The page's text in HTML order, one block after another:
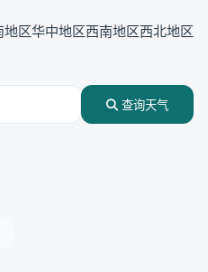
地区华中地区西南地区西北地区
查询天气